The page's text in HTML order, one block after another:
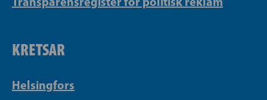
KRETSAR
Helsingfors